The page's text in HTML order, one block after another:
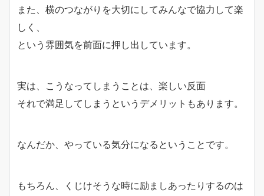
また、横のつながりを大切にしてみんなで協力して楽
しく、
という雰囲気を前面に押し出しています。
実は、こうなってしまうことは、楽しい反面
それで満足してしまうというデメリットもあります。
なんだか、やっている気分になるということです。
もちろん、くじけそうな時に励ましあったりするのは